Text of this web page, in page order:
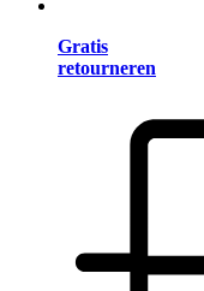
Gratis
retourneren